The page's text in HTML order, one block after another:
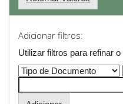
Adicionar filtros:
Utilizar filtros para refinar